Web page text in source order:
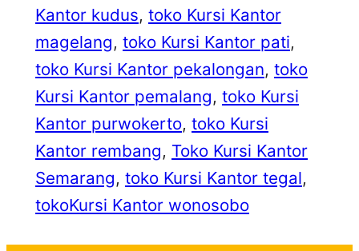
Kantor kudus, toko Kursi Kantor
magelang, toko Kursi Kantor pati
toko Kursi Kantor pekalongan, toko
Kursi Kantor pemalang, toko Kursi
Kantor purwokerto, toko Kursi
Kantor rembang, Toko Kursi Kantor
Semarang, toko Kursi Kantor tegal
tokoKursi Kantor wonosobo